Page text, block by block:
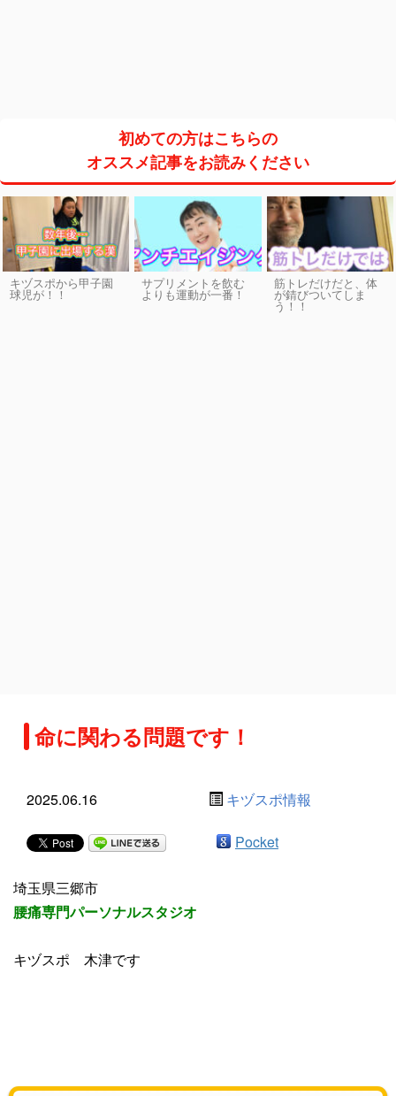
初めての方はこちらの
オススメ記事をお読みください
キヅスポから甲子園
球児が！！
サプリメントを飲む
よりも運動が一番！
筋トレだけだと、体
が錆びついてしま
う！！
命に関わる問題です！
2025.06.16 キヅスポ情報
Pocket
埼玉県三郷市
腰痛専門パーソナルスタジオ
キヅスポ 木津です